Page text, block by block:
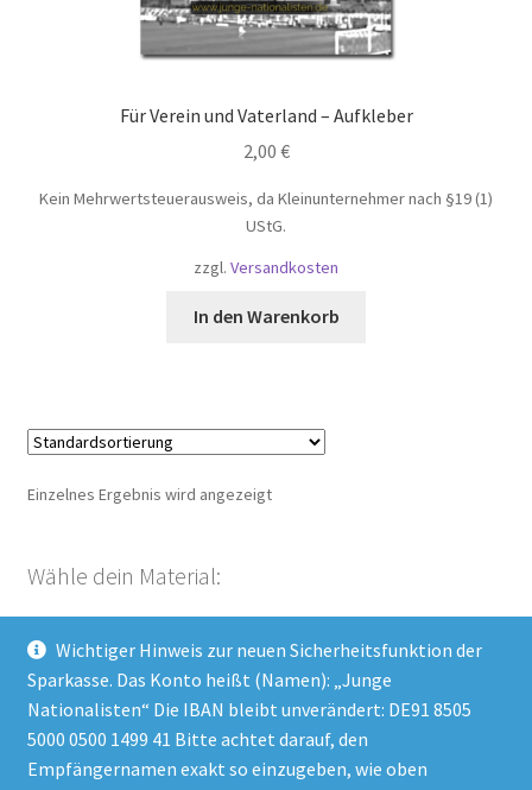
Wichtiger Hinweis zur neuen Sicherheitsfunktion der
Sparkasse. Das Konto heißt (Namen): „Junge
Nationalisten“ Die IBAN bleibt unverändert: DE91 8505
5000 0500 1499 41 Bitte achtet darauf, den
Empfängernamen exakt so einzugeben, wie oben
Für Verein und Vaterland – Aufkleber
2,00 €
Kein Mehrwertsteuerausweis, da Kleinunternehmer nach §19 (1)
UStG.
zzgl. Versandkosten
In den Warenkorb
Einzelnes Ergebnis wird angezeigt
Wähle dein Material:
Kategorie auswählen
Impressum